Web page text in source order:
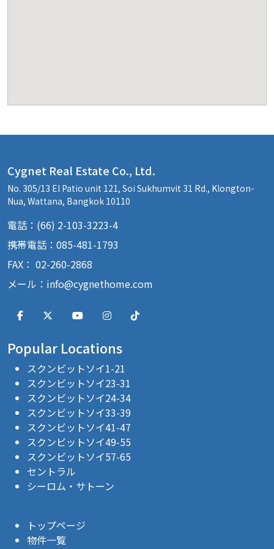
Cygnet Real Estate Co., Ltd.
No. 305/13 El Patio unit 121, Soi Sukhumvit 31 Rd., Klongton-
Nua, Wattana, Bangkok 10110
電話：(66) 2-103-3223-4
携帯電話：085-481-1793
FAX： 02-260-2868
メール： info@cygnethome.com
Popular Locations
スクンビットソイ1-21
スクンビットソイ23-31
スクンビットソイ24-34
スクンビットソイ33-39
スクンビットソイ41-47
スクンビットソイ49-55
スクンビットソイ57-65
セントラル
シーロム・サトーン
トップページ
物件一覧